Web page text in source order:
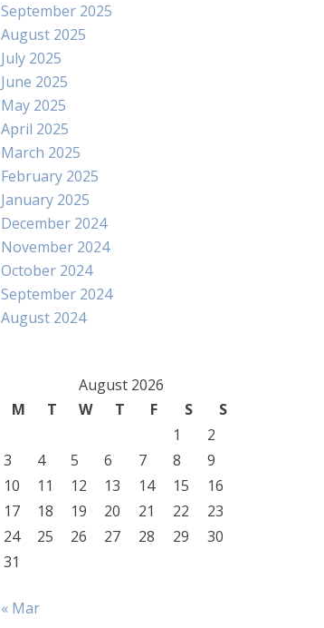
September 2025
August 2025
July 2025
June 2025
May 2025
April 2025
March 2025
February 2025
January 2025
December 2024
November 2024
October 2024
September 2024
August 2024
August 2026
M
T W T F S
S
1
2
3
4 5 6 7 8
9
10
11 12 13 14 15
16
17
18 19 20 21 22
23
24
25 26 27 28 29
30
31
« Mar